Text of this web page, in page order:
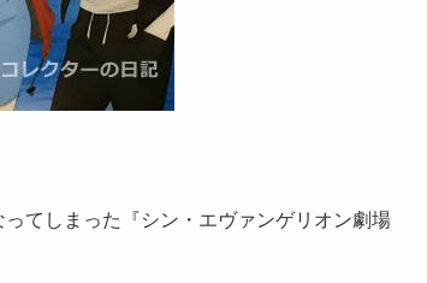
てしまった『シン・エヴァンゲリオン劇場